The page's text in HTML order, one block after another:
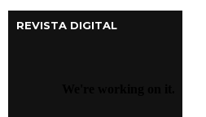
REVISTA DIGITAL